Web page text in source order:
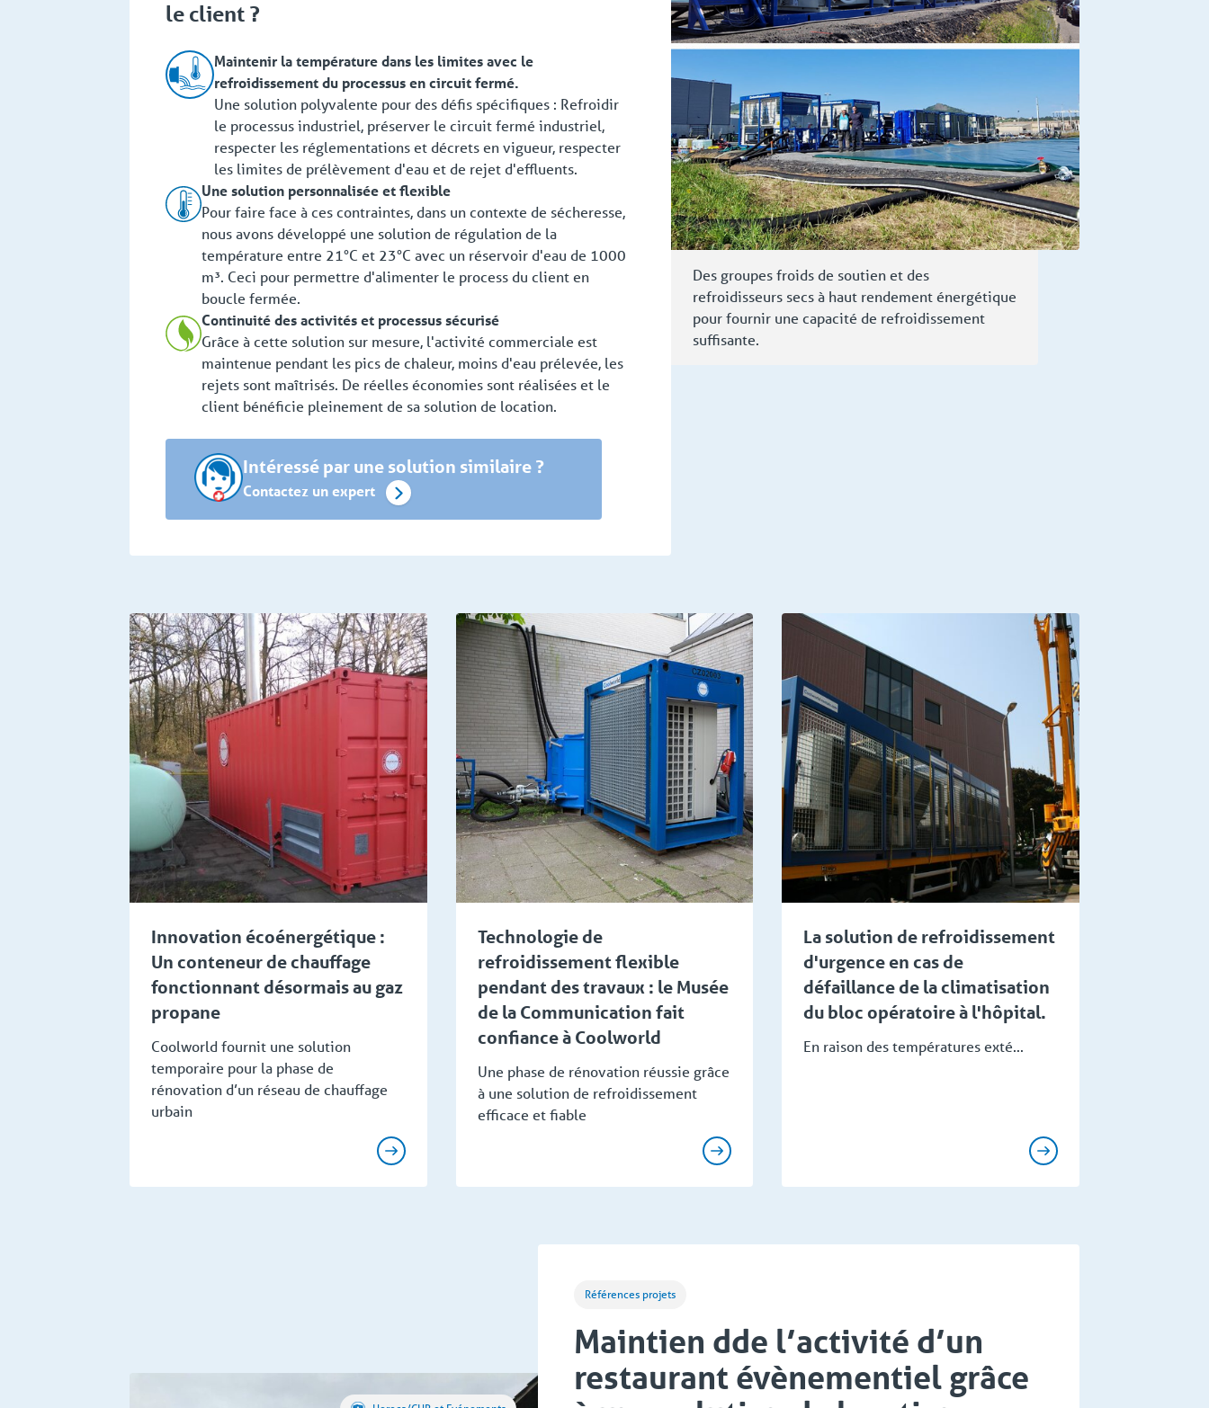
le client ?
Maintenir la température dans les limites avec le
refroidissement du processus en circuit fermé.
Une solution polyvalente pour des défis spécifiques : Refroidir
le processus industriel, préserver le circuit fermé industriel,
respecter les réglementations et décrets en vigueur, respecter
les limites de prélèvement d'eau et de rejet d'effluents.
Une solution personnalisée et flexible
Pour faire face à ces contraintes, dans un contexte de sécheresse,
nous avons développé une solution de régulation de la
température entre 21°C et 23°C avec un réservoir d'eau de 1000
m³. Ceci pour permettre d'alimenter le process du client en
boucle fermée.
Continuité des activités et processus sécurisé
Grâce à cette solution sur mesure, l'activité commerciale est
maintenue pendant les pics de chaleur, moins d'eau prélevée, les
rejets sont maîtrisés. De réelles économies sont réalisées et le
client bénéficie pleinement de sa solution de location.
Intéressé par une solution similaire ?
Contactez un expert
Des groupes froids de soutien et des
refroidisseurs secs à haut rendement énergétique
pour fournir une capacité de refroidissement
suffisante.
Innovation écoénergétique :
Un conteneur de chauffage
fonctionnant désormais au gaz
propane
Coolworld fournit une solution
temporaire pour la phase de
rénovation d’un réseau de chauffage
urbain
Installateurs et Bureaux d'étude
Technologie de
refroidissement flexible
pendant des travaux : le Musée
de la Communication fait
confiance à Coolworld
Une phase de rénovation réussie grâce
à une solution de refroidissement
efficace et fiable
Gestion technique d'installations et de bâtiments
La solution de refroidissement
d'urgence en cas de
défaillance de la climatisation
du bloc opératoire à l'hôpital.
En raison des températures exté...
Références projets
Maintien dde l’activité d’un
restaurant évènementiel grâce